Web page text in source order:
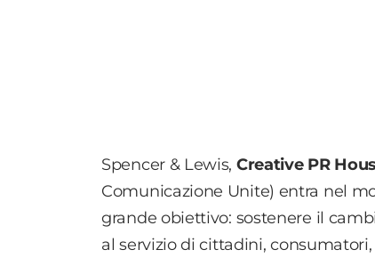
Spencer & Lewis, Creative PR
Comunicazione Unite) entra nel
grande obiettivo: sostenere il
al servizio di cittadini,